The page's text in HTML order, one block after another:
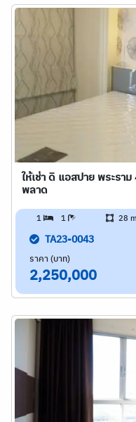
ให้เช่า ดิ แอสปาย พระรา
พลาด
1 1 28 m
TA23-0043
ราคา (บาท)
2,250,000